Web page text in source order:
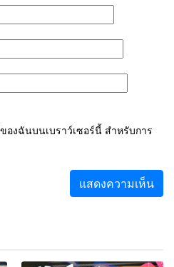
องฉันบนเบราว์เซอร์นี้ สำหรับการ